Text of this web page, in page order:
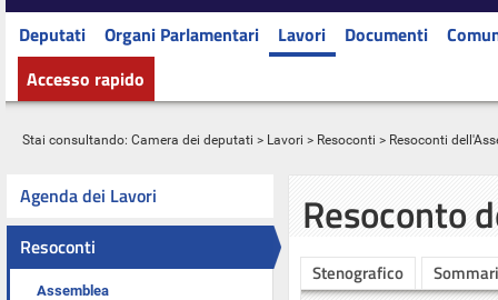
Deputati Organi Parlamentari Lavori Documenti
Accesso rapido
Stai consultando: Camera dei deputati > Lavori > Resoconti > Resoconti
Agenda dei Lavori
Resoconti
Assemblea
Resoconto
Stenografico